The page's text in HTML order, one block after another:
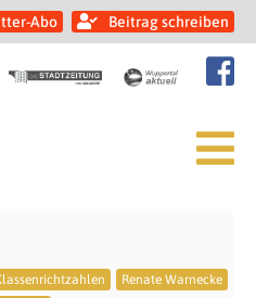
Abo Beitrag schreiben
Renate Warnecke